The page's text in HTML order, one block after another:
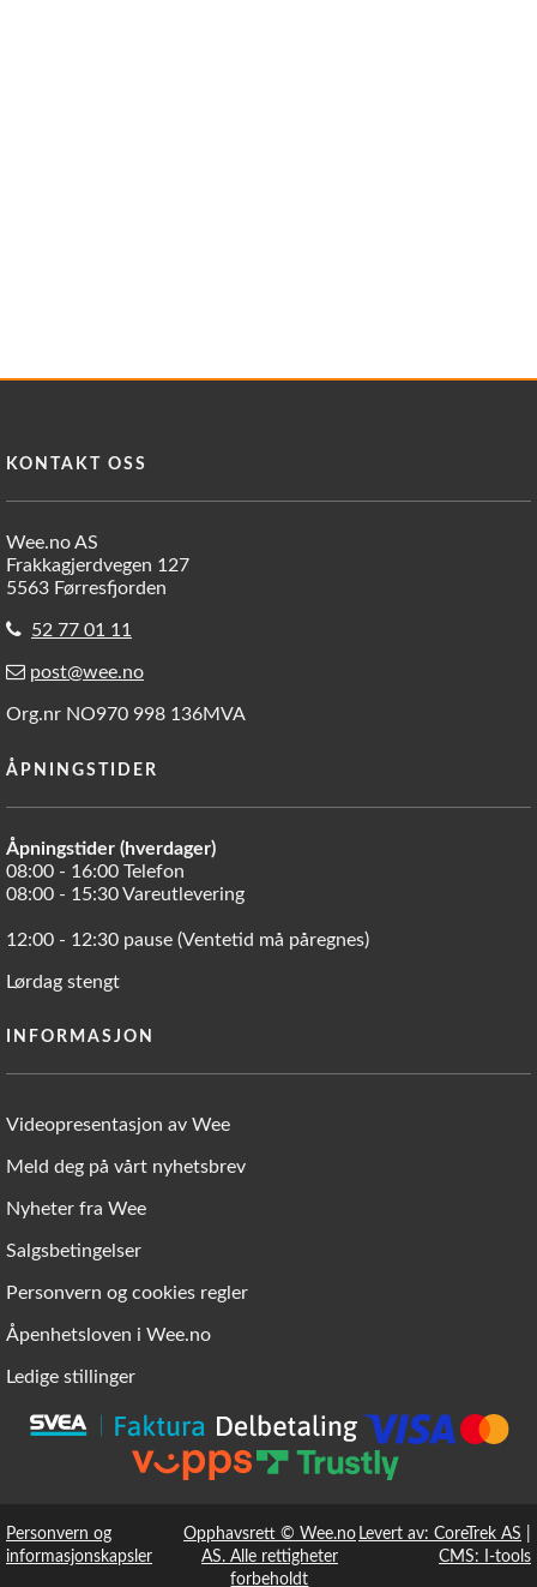
KONTAKT OSS
Wee.no AS
Frakkagjerdvegen 127
5563 Førresfjorden
52 77 01 11
post@wee.no
Org.nr NO970 998 136MVA
ÅPNINGSTIDER
Åpningstider (hverdager)
08:00 - 16:00 Telefon
08:00 - 15:30 Vareutlevering
12:00 - 12:30 pause (Ventetid må påregnes)
Lørdag stengt
INFORMASJON
Videopresentasjon av Wee
Meld deg på vårt nyhetsbrev
Nyheter fra Wee
Salgsbetingelser
Personvern og cookies regler
Åpenhetsloven i Wee.no
Ledige stillinger
Personvern og
informasjonskapsler
Opphavsrett © Wee.no
AS. Alle rettigheter
forbeholdt
Levert av: CoreTrek AS
CMS: I-tools